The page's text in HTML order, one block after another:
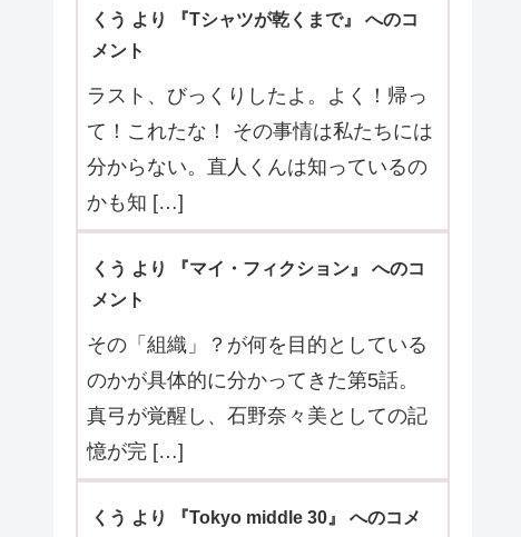
くう より 『Tシャツが乾くまで』 へのコ
メント
ラスト、びっくりしたよ。よく！帰っ
て！これたな！ その事情は私たちには
分からない。直人くんは知っているの
かも知 […]
くう より 『マイ・フィクション』 へのコ
メント
その「組織」？が何を目的としている
のかが具体的に分かってきた第5話。
真弓が覚醒し、石野奈々美としての記
憶が完 […]
くう より 『Tokyo middle 30』 へのコメ